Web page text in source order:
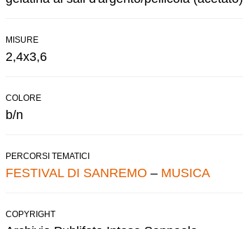
MISURE
2,4x3,6
COLORE
b/n
PERCORSI TEMATICI
FESTIVAL DI SANREMO – MUSICA
COPYRIGHT